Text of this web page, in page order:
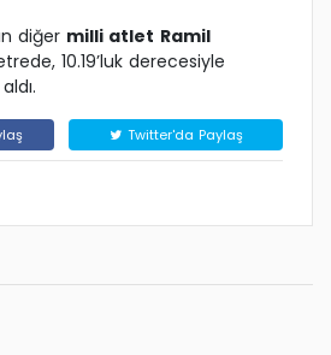
diğer milli atlet Ramil
10.19’luk derecesiyle
Twitter'da Paylaş